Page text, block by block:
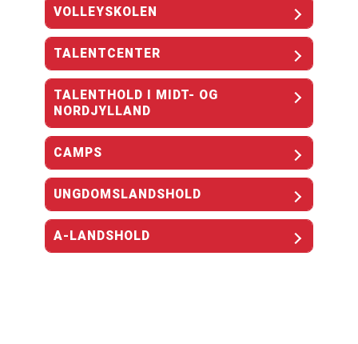
VOLLEYSKOLEN
TALENTCENTER
TALENTHOLD I MIDT- OG
NORDJYLLAND
CAMPS
UNGDOMSLANDSHOLD
A-LANDSHOLD